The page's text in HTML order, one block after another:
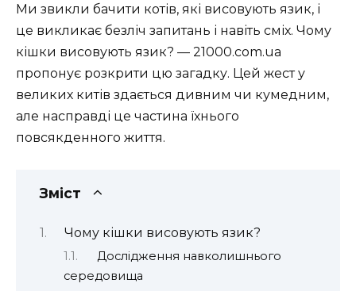
Ми звикли бачити котів, які висовують язик, і
це викликає безліч запитань і навіть сміх. Чому
кішки висовують язик? — 21000.com.ua
пропонує розкрити цю загадку. Цей жест у
великих китів здається дивним чи кумедним,
але насправді це частина їхнього
повсякденного життя.
Зміст
Чому кішки висовують язик?
Дослідження навколишнього
середовища